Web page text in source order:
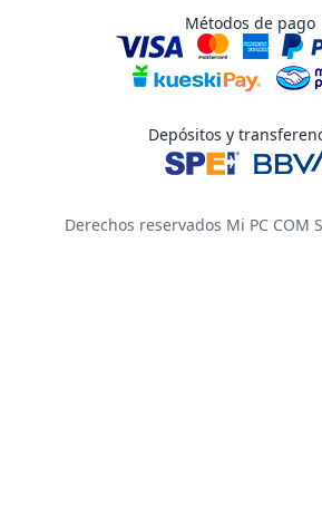
Métodos de pago
Depósitos y
Derechos reservados Mi PC COM